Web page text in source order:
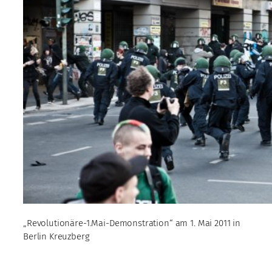
„Revolutionäre-1.Mai-Demonstration“ am 1. Mai 2011 in
Berlin Kreuzberg